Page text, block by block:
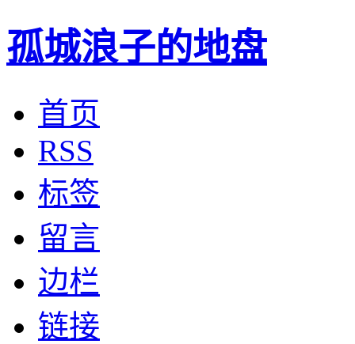
孤城浪子的地盘
首页
RSS
标签
留言
边栏
链接